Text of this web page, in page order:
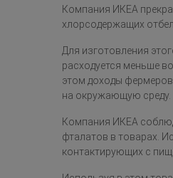
Компания ИКЕА
хлорсодержащих
Для изготовления
расходуется меньше
этом доходы
на окружающую среду.
Компания ИКЕА
фталатов в товарах.
контактирующих с